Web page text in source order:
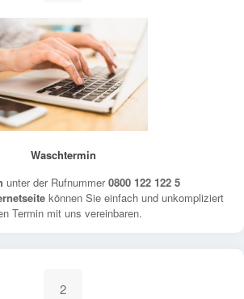
Waschtermin
unter der Rufnummer0800 122 122 5
können Sie einfach und unkompliziert
Termin mit uns vereinbaren.
2